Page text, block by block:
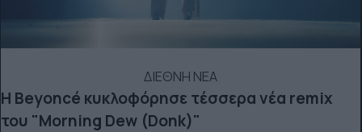
ΔΙΕΘΝΗ ΝΕΑ
Η Beyoncé κυκλοφόρησε τέσσερα νέα remix
του "Morning Dew (Donk)"